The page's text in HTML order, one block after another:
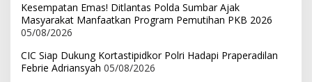
Kesempatan Emas! Ditlantas Polda Sumbar Ajak
Masyarakat Manfaatkan Program Pemutihan PKB 2026
05/08/2026
CIC Siap Dukung Kortastipidkor Polri Hadapi Praperadilan
Febrie Adriansyah 05/08/2026